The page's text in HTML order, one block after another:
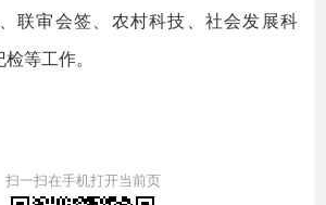
联审会签、农村科技、社会发展科
等工作。
扫一扫在手机打开当前页